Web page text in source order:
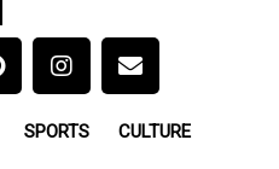
SPORTS CULTURE